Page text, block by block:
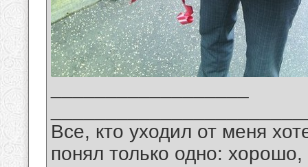
Все, кто уходил от меня
понял только одно: